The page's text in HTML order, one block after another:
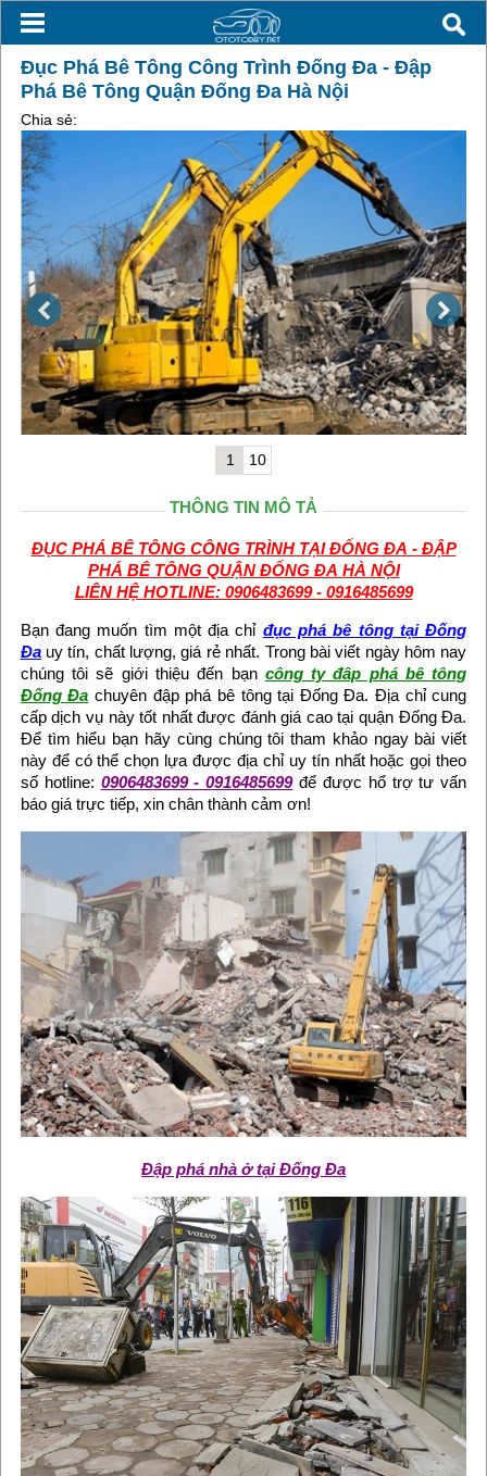
Đục Phá Bê Tông Công Trình Đống Đa - Đập
Phá Bê Tông Quận Đống Đa Hà Nội
Chia sẻ:
1 10
THÔNG TIN MÔ TẢ
ĐỤC PHÁ BÊ TÔNG CÔNG TRÌNH TẠI ĐỐNG ĐA - ĐẬP
PHÁ BÊ TÔNG QUẬN ĐỐNG ĐA HÀ NỘI
LIÊN HỆ HOTLINE: 0906483699 - 0916485699
Bạn đang muốn tìm một địa chỉ đục phá bê tông tại Đống
Đauy tín, chất lượng, giá rẻ nhất. Trong bài viết ngày hôm nay
chúng tôi sẽ giới thiệu đến bạn công ty đâp phá bê tông
Đống Đa chuyên đập phá bê tông tại Đống Đa. Địa chỉ cung
cấp dịch vụ này tốt nhất được đánh giá cao tại quận Đống Đa.
Để tìm hiểu bạn hãy cùng chúng tôi tham khảo ngay bài viết
này để có thể chọn lựa được địa chỉ uy tín nhất hoặc gọi theo
số hotline: 0906483699 - 0916485699để được hổ trợ tư vấn
báo giá trực tiếp, xin chân thành cảm ơn!
Đập phá nhà ở tại Đống Đa